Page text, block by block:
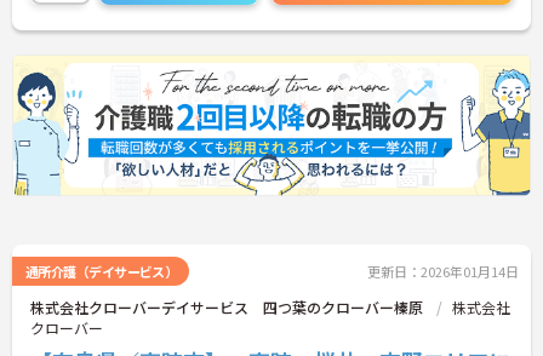
通所介護（デイサービス） 更新日：2026年01月14日
株式会社クローバーデイサービス 四つ葉のクローバー榛原
株式会社
クローバー